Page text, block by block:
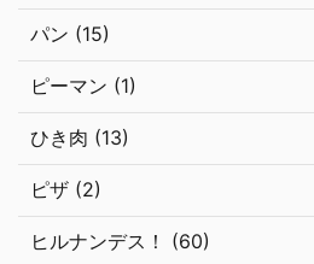
パン (15)
ピーマン (1)
ひき肉 (13)
ピザ (2)
ヒルナンデス！ (60)